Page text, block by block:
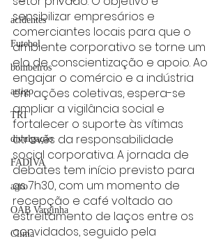
acidentes
Futebol
bombeiros
artigo
TRT
divulgação
FADIVA
agro
OAB Varginha
Clima
sensibilizar empresários e
comerciantes locais para que o
ambiente corporativo se torne um
elo de conscientização e apoio. Ao
engajar o comércio e a indústria
em ações coletivas, espera-se
ampliar a vigilância social e
fortalecer o suporte às vítimas
através da responsabilidade
social corporativa. A jornada de
debates tem início previsto para
as 7h30, com um momento de
recepção e café voltado ao
estreitamento de laços entre os
convidados, seguido pela